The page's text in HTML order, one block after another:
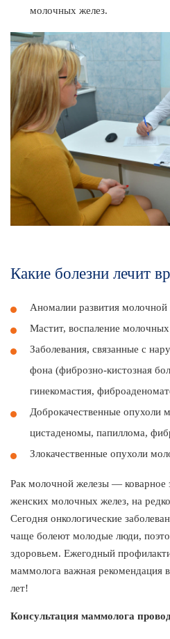
молочных желез.
Какие болезни лечит
Аномалии развития молочной
Мастит, воспаление молочных
Заболевания, связанные с
фона (фиброзно-кистозная
гинекомастия,
Доброкачественные опухоли
цистаденомы, папиллома,
Злокачественные опухоли
Рак молочной железы — коварное
женских молочных желез, на
Сегодня онкологические
чаще болеют молодые люди,
здоровьем. Ежегодный
маммолога важная
лет!
Консультация маммолога